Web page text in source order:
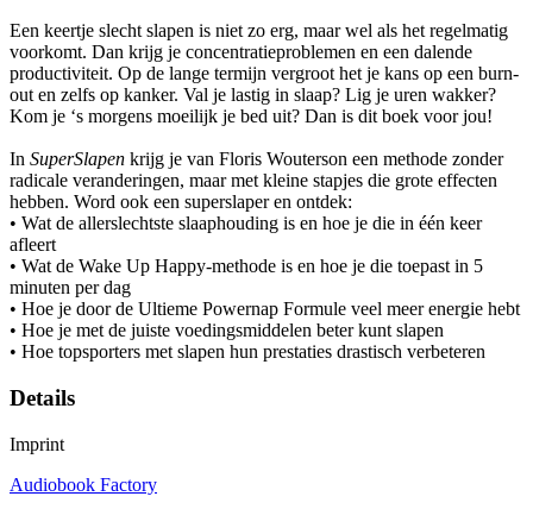
Een keertje slecht slapen is niet zo erg, maar wel als het regelmatig
voorkomt. Dan krijg je concentratieproblemen en een dalende
productiviteit. Op de lange termijn vergroot het je kans op een burn-
out en zelfs op kanker. Val je lastig in slaap? Lig je uren wakker?
Kom je ‘s morgens moeilijk je bed uit? Dan is dit boek voor jou!
In SuperSlapen krijg je van Floris Wouterson een methode zonder
radicale veranderingen, maar met kleine stapjes die grote effecten
hebben. Word ook een superslaper en ontdek:
• Wat de allerslechtste slaaphouding is en hoe je die in één keer
afleert
• Wat de Wake Up Happy-methode is en hoe je die toepast in 5
minuten per dag
• Hoe je door de Ultieme Powernap Formule veel meer energie hebt
• Hoe je met de juiste voedingsmiddelen beter kunt slapen
• Hoe topsporters met slapen hun prestaties drastisch verbeteren
Details
Imprint
Audiobook Factory